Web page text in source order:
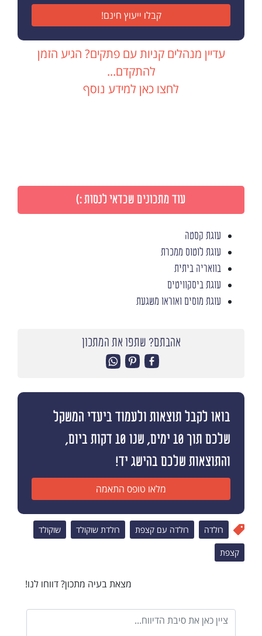
קבלו ייעוץ חינם!
עדיין מנהלים קניות עם פתקים? הגיע הזמן
להתקדם...
לחצו כאן למידע נוסף
עוד מתכונים שכדאי לנסות :)
עוגת קסטה
עוגת לוטוס ממכרת
בוואריה ביתית
עוגת ביסקוויטים
עוגת מוסים ואוראו משגעת
אהבתם? שתפו את המתכון
בואו לקבל תוצאות ולעמוד ביעדי המשקל
שלכם תוך 10 ימים, שנו 10 דקות ביום,
והתוצאות שלכם בהישג יד!
מלאו טופס התאמה
רולדה רולדה עם קצפת רולדת שוקולד שוקולד
קצפת
מצאת בעיה מתכון? דווחו לנו!